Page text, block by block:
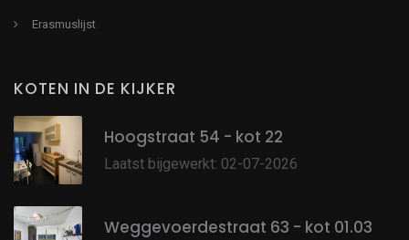
Erasmuslijst
KOTEN IN DE KIJKER
Hoogstraat 54 - kot 22
Laatst bijgewerkt: 02-07-2026
Weggevoerdestraat 63 - kot 01.03